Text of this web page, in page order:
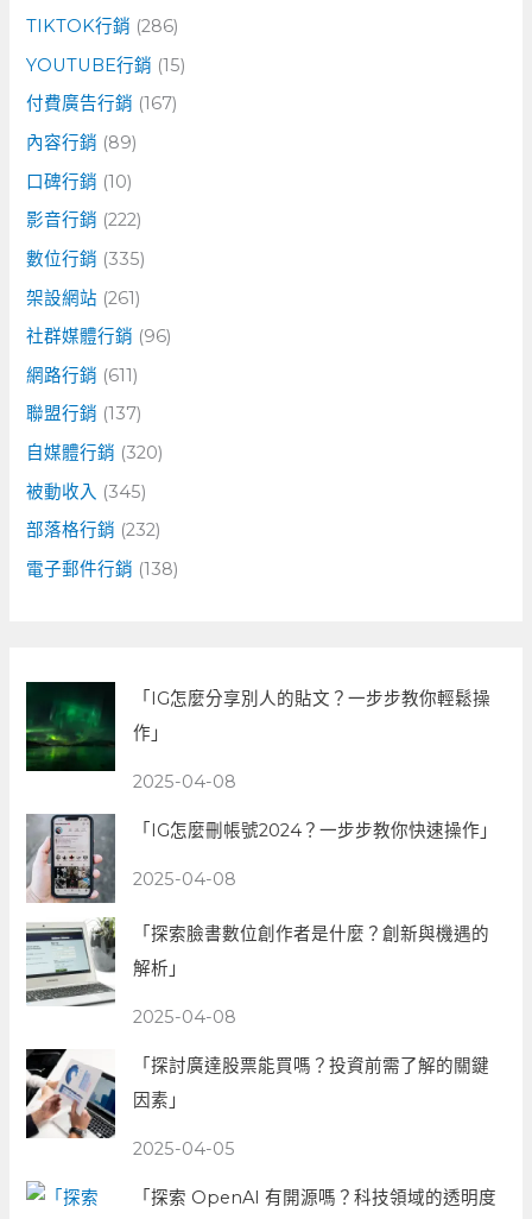
TIKTOK行銷 (286)
YOUTUBE行銷 (15)
付費廣告行銷 (167)
內容行銷 (89)
口碑行銷 (10)
影音行銷 (222)
數位行銷 (335)
架設網站 (261)
社群媒體行銷 (96)
網路行銷 (611)
聯盟行銷 (137)
自媒體行銷 (320)
被動收入 (345)
部落格行銷 (232)
電子郵件行銷 (138)
「IG怎麼分享別人的貼文？一步步教你輕鬆操
作」
2025-04-08
「IG怎麼刪帳號2024？一步步教你快速操作」
2025-04-08
「探索臉書數位創作者是什麼？創新與機遇的
解析」
2025-04-08
「探討廣達股票能買嗎？投資前需了解的關鍵
因素」
2025-04-05
「探索 OpenAI 有開源嗎？科技領域的透明度